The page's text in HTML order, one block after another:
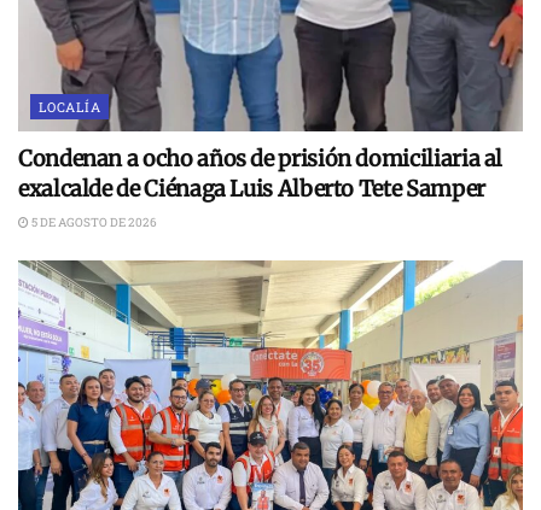
LOCALÍA
Condenan a ocho años de prisión domiciliaria al
exalcalde de Ciénaga Luis Alberto Tete Samper
5 DE AGOSTO DE 2026